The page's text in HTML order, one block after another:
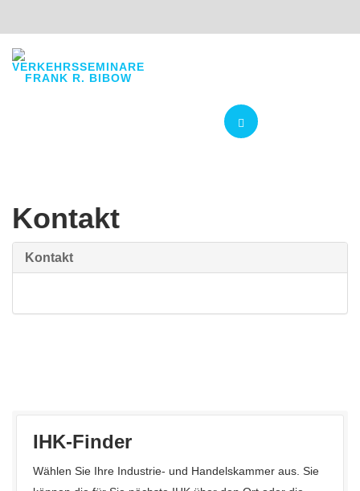
Kontakt
Kontakt
IHK-Finder
Wählen Sie Ihre Industrie- und Handelskammer aus. Sie